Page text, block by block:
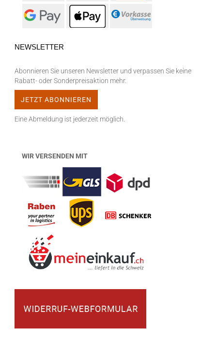
NEWSLETTER
Abonnieren Sie unseren Newsletter und verpassen Sie keine
Rabatt- oder Sonderpreisaktion mehr.
Eine Abmeldung ist jederzeit möglich.
WIR VERSENDEN MIT